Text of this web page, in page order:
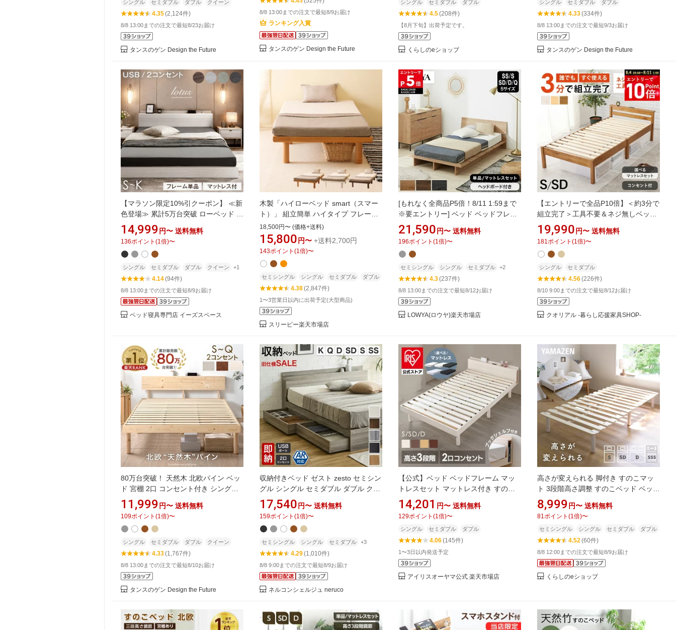
シングル セミダブル ダブル クイーン
4.35(2,124件)
8/8 13:00までの注文で最短8/23お届け
タンスのゲン Design the Future
ッド
8/8 13:00までの注文で最短8/9お届け
ランキング入賞
タンスのゲン Design the Future
シングル セミダブル ダブル
4.5(208件)
【8月下旬】出荷予定です。
くらしのeショップ
シングル セミダブル ダブル
4.33(334件)
8/8 13:00までの注文で最短9/3お届け
タンスのゲン Design the Future
【マラソン限定10%引クーポン】 ≪新
色登場≫ 累計5万台突破 ローベッド フ
レーム単品 / マットレス付き 厚み
10/14cm ベッドフレーム USB 2コンセ
ント付 連結 ベッド シングルベッド マ
ットレス付き ベットフレーム ダブル
ベッド クイーン ベッド クイーンベッ
ド
14,999 円〜 送料無料
136ポイント (1倍)〜
シングル セミダブル ダブル クイーン +1
4.14(94件)
8/8 13:00までの注文で最短8/9お届け
ベッド寝具専門店 イーズスペース
木製「ハイローベッド smart（スマー
ト）」 組立簡単 ハイタイプ フレーム
マットレス付 シングルベッド セミダ
ブルベッド ダブルベッド すのこベッ
ド 北欧 おしゃれ セミシングルベッド
シングル セミダブル ダブル セミシン
グル フレームのみ 天然木 ヘッドレス
石崎家具
18,500円〜 (価格+送料)
15,800 円〜 +送料2,700円
143ポイント (1倍)〜
セミシングル シングル セミダブル ダブル
4.38(2,847件)
1〜3営業日以内に出荷予定(大型商品)
スリーピー楽天市場店
[もれなく全商品P5倍！8/11 1:59まで
※要エントリー] ベッド ベッドフレー
ム マットレス付き マットレス SS S
SD D Q ロー ロータイプ ローベッド
シングルベッド フレーム おしゃれ マ
ットレス付きシングル 木製 テイスト
脚 傷防止 キズ防止 フェルト 組み立て
21,590 円〜 送料無料
196ポイント (1倍)〜
セミシングル シングル セミダブル +2
4.3(237件)
8/8 13:00までの注文で最短8/12お届け
LOWYA(ロウヤ)楽天市場店
【エントリーで全品P10倍】＜約3分で
組立完了＞工具不要＆ネジ無しベッド
コンセント付き S/SD【NEJILESS】ネ
ジレス(すのこベッド ベッド マットレ
ス付き シングル セミダブル マットレ
スセット 棚付き 宮棚付き ベッドフレ
ーム 耐荷重200kg 簡単組立 シングル
ベッド マット
19,990 円〜 送料無料
181ポイント (1倍)〜
シングル セミダブル
4.56(226件)
8/10 9:00までの注文で最短8/12お届け
クオリアル -暮らし応援家具SHOP-
80万台突破！ 天然木 北欧パイン ベッ
ド 宮棚 2口 コンセント付き シングル
ベッド セミダブルベッド ダブルベッ
ド ベッドフレーム すのこベッド すの
こベット ベットフレーム シングル セ
ミダブル ダブル クイーン
11,999 円〜 送料無料
109ポイント (1倍)〜
シングル セミダブル ダブル クイーン
4.33(1,767件)
8/8 13:00までの注文で最短8/10お届け
タンスのゲン Design the Future
収納付きベッド ゼスト zesto セミシン
グル シングル セミダブル ダブル クイ
ーン キング すのこベッド クィーン 収
納ベッド フレーム単品 マットレス付
き 棚 USBコンセント【z有料組立】 引
き出し収納付きベッド USBポート コ
ンセント
17,540 円〜 送料無料
159ポイント (1倍)〜
セミシングル シングル セミダブル +3
4.29(1,010件)
8/8 9:00までの注文で最短8/9お届け
ネルコンシェルジュ neruco
【公式】ベッド ベッドフレーム マッ
トレスセット マットレス付き すのこ
ベッド シングル セミダブル ダブル ロ
ータイプ ローベッド おしゃれ S コン
セント ボンネルコイル ポケットコイ
ル
14,201 円〜 送料無料
129ポイント (1倍)〜
シングル セミダブル ダブル
4.06(145件)
1〜3日以内発送予定
アイリスオーヤマ公式 楽天市場店
高さが変えられる 脚付き すのこマッ
ト 3段階高さ調整 すのこベッド ベッド
フレーム 高床 高足 高脚 木製 すのこ
木製ベッド 湿気対策 組み立て簡単 マ
ットレス別売り 山善 YAMAZEN 【送
料無料】
8,999 円〜 送料無料
81ポイント (1倍)〜
セミシングル シングル セミダブル ダブル
4.52(60件)
8/8 12:00までの注文で最短8/9お届け
くらしのeショップ